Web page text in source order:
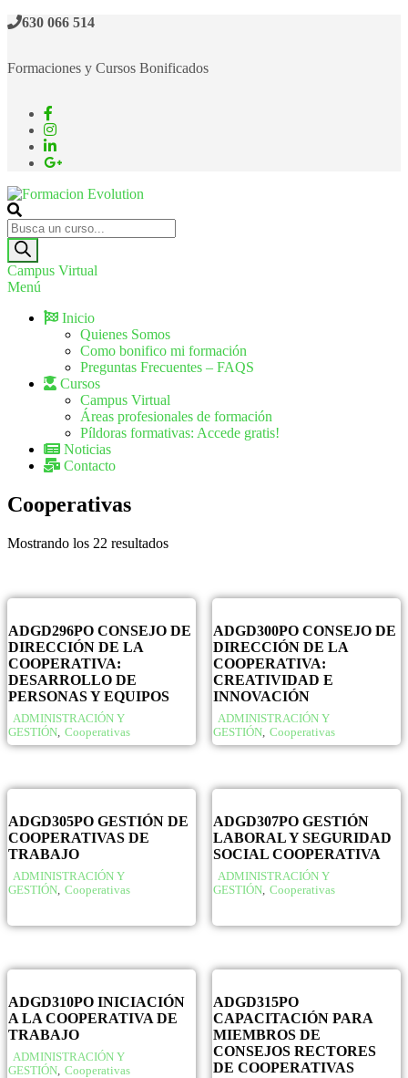
630 066 514
Formaciones y Cursos Bonificados
Formacion Evolution
Cursos de formación continua
Campus Virtual
Menú
Inicio
Quienes Somos
Como bonifico mi formación
Preguntas Frecuentes – FAQS
Cursos
Campus Virtual
Áreas profesionales de formación
Píldoras formativas: Accede gratis!
Noticias
Contacto
Cooperativas
Mostrando los 22 resultados
ADGD296PO CONSEJO DE
DIRECCIÓN DE LA
COOPERATIVA:
DESARROLLO DE
PERSONAS Y EQUIPOS
ADMINISTRACIÓN Y
GESTIÓN, Cooperativas
ADGD300PO CONSEJO DE
DIRECCIÓN DE LA
COOPERATIVA:
CREATIVIDAD E
INNOVACIÓN
ADMINISTRACIÓN Y
GESTIÓN, Cooperativas
ADGD305PO GESTIÓN DE
COOPERATIVAS DE
TRABAJO
ADMINISTRACIÓN Y
GESTIÓN Cooperativas
ADGD307PO GESTIÓN
LABORAL Y SEGURIDAD
SOCIAL COOPERATIVA
ADMINISTRACIÓN Y
GESTIÓN, Cooperativas
ADGD310PO INICIACIÓN
A LA COOPERATIVA DE
TRABAJO
ADMINISTRACIÓN Y
GESTIÓN Cooperativas
ADGD315PO
CAPACITACIÓN PARA
MIEMBROS DE
CONSEJOS RECTORES
DE COOPERATIVAS